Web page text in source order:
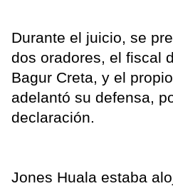
Durante el juicio, se
dos oradores, el fiscal
Bagur Creta, y el
adelantó su defensa,
declaración.
Jones Huala estaba